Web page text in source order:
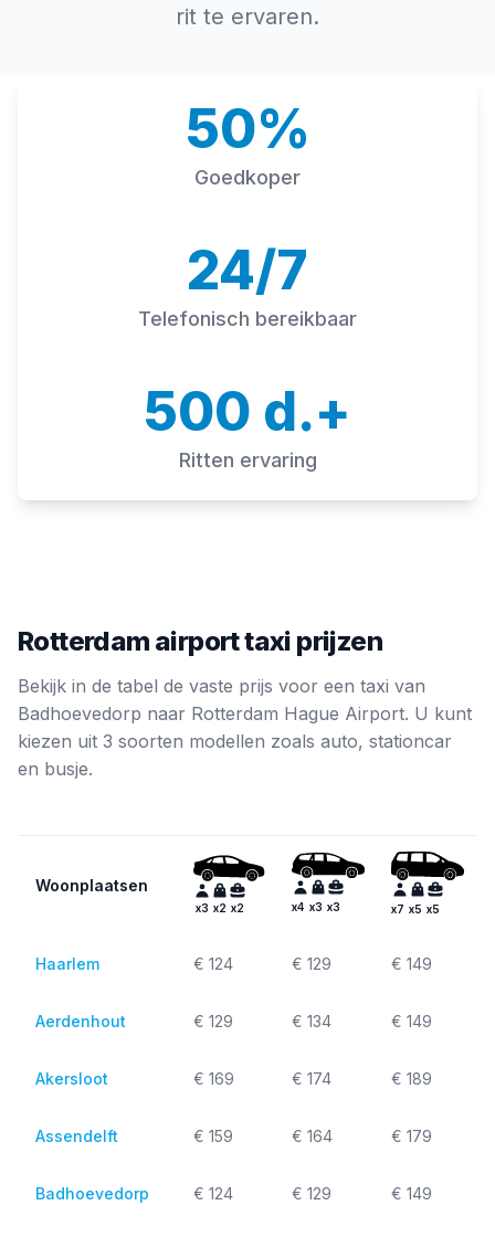
rit te ervaren.
Goedkoper
50%
Telefonisch bereikbaar
24/7
Ritten ervaring
500 d.+
Rotterdam airport taxi prijzen
Bekijk in de tabel de vaste prijs voor een taxi van
Badhoevedorp naar Rotterdam Hague Airport. U kunt
kiezen uit 3 soorten modellen zoals auto, stationcar
en busje.
Woonplaatsen
x3 x2 x2 x4 x3 x3 x7 x5 x5
Haarlem € 124 € 129 € 149
Aerdenhout € 129 € 134 € 149
Akersloot € 169 € 174 € 189
Assendelft € 159 € 164 € 179
Badhoevedorp € 124 € 129 € 149